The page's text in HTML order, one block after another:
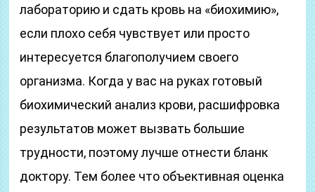
лабораторию и сдать кровь на «биохимию»,
если плохо себя чувствует или просто
интересуется благополучием своего
организма. Когда у вас на руках готовый
биохимический анализ крови, расшифровка
результатов может вызвать большие
трудности, поэтому лучше отнести бланк
доктору. Тем более что объективная оценка